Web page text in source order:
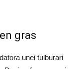
gras
unei tulburari